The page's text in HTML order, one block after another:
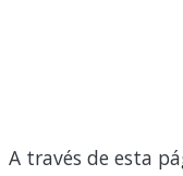
A través de esta